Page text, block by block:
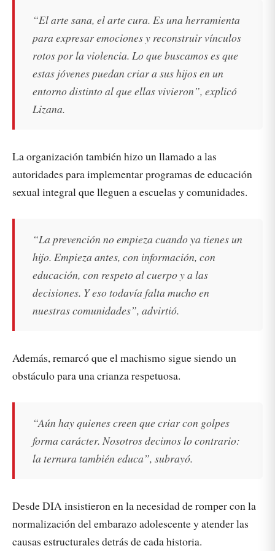
“El arte sana, el arte cura. Es una herramienta
para expresar emociones y reconstruir vínculos
rotos por la violencia. Lo que buscamos es que
estas jóvenes puedan criar a sus hijos en un
entorno distinto al que ellas vivieron”, explicó
Lizana.
La organización también hizo un llamado a las
autoridades para implementar programas de educación
sexual integral que lleguen a escuelas y comunidades.
“La prevención no empieza cuando ya tienes un
hijo. Empieza antes, con información, con
educación, con respeto al cuerpo y a las
decisiones. Y eso todavía falta mucho en
nuestras comunidades”, advirtió.
Además, remarcó que el machismo sigue siendo un
obstáculo para una crianza respetuosa.
“Aún hay quienes creen que criar con golpes
forma carácter. Nosotros decimos lo contrario:
la ternura también educa”, subrayó.
Desde DIA insistieron en la necesidad de romper con la
normalización del embarazo adolescente y atender las
causas estructurales detrás de cada historia.